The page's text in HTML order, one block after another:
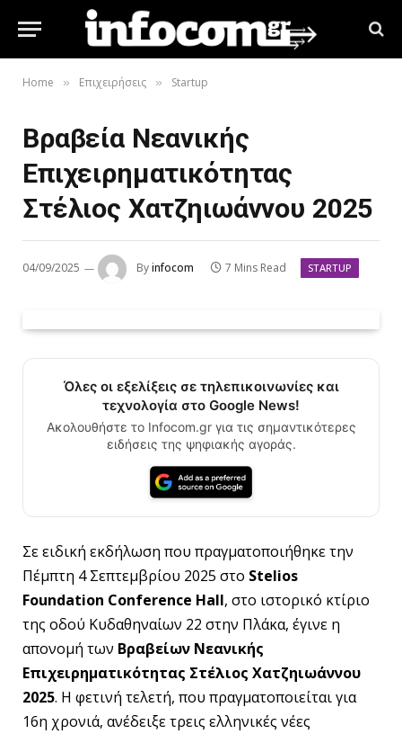
Home » Επιχειρήσεις » Startup
Βραβεία Νεανικής
Επιχειρηματικότητας
Στέλιος Χατζηιωάννου 2025
04/09/2025 Byinfocom 7 Mins Read STARTUP
Όλες οι εξελίξεις σε τηλεπικοινωνίες και
τεχνολογία στο Google News!
Ακολουθήστε το Infocom.gr για τις σημαντικότερες
ειδήσεις της ψηφιακής αγοράς.
Σε ειδική εκδήλωση που πραγματοποιήθηκε την
Πέμπτη 4 Σεπτεμβρίου 2025 στο Stelios
Foundation Conference Hall, στο ιστορικό κτίριο
της οδού Κυδαθηναίων 22 στην Πλάκα, έγινε η
απονομή των Βραβείων Νεανικής
Επιχειρηματικότητας Στέλιος Χατζηιωάννου
2025. Η φετινή τελετή, που πραγματοποιείται για
16η χρονιά, ανέδειξε τρεις ελληνικές νέες